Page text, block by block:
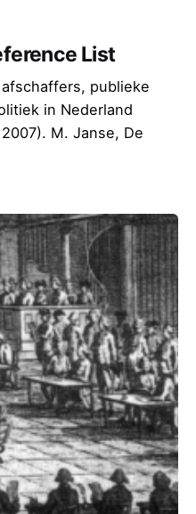
List
publieke
in Nederland
M. Janse, De